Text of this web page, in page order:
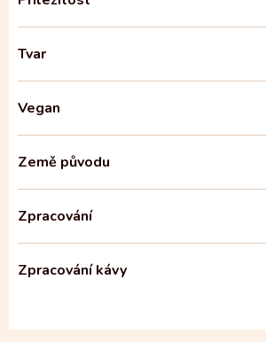
Tvar
Vegan
Země původu
Zpracování
Zpracování kávy